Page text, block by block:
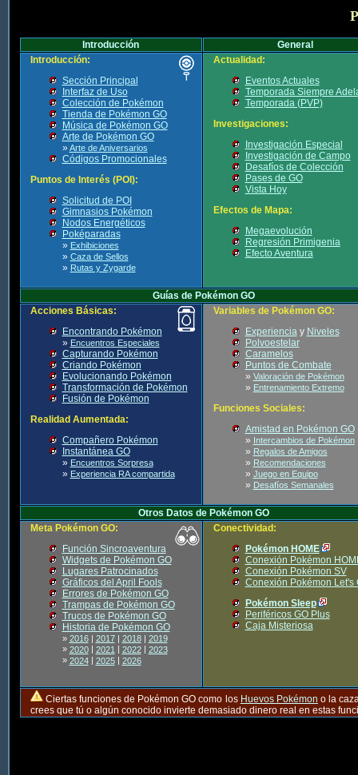
Introducción
General
Introducción:
Sección Principal
Interfaz de Uso
Colección de Pokémon
Tienda de Pokémon GO
Música de Pokémon GO
Arte de Pokémon GO
» Arte de Aniversarios
Códigos Promocionales
Puntos de Interés (POI):
Solicitud de POI
Gimnasios Pokémon
Nodos Energéticos
Poképaradas
» Exhibiciones
» Caza de Sellos
» Rutas y Zygarde
Actualidad:
Eventos Actuales
Temporada Siempre
Temporada (PVP)
Investigaciones:
Investigación Especial
Investigación de Campo
Desafíos de Colección
Pases de GO
Vista Hoy
Efectos de Mapa:
Megaevolución
Regresión Primigenia
Efecto Aventura
Guías de Pokémon GO
Acciones Básicas:
Encontrando Pokémon
» Encuentros Especiales
Capturando Pokémon
Criando Pokémon
Evolucionando Pokémon
Transformación de Pokémon
Fusión de Pokémon
Realidad Aumentada:
Compañero Pokémon
Instantánea GO
» Encuentros Sorpresa
» Experiencia RA compartida
Variables de Pokémon GO:
Experienciay Niveles
Polvoestelar
Caramelos
Puntos de Combate
» Valoración de Pokémon
» Entrenamiento Extremo
Funciones Sociales:
Amistad en Pokémon GO
» Intercambios de Pokémon
» Regalos de Amigos
» Recomendaciones
» Juego en Equipo
» Desafíos Semanales
Otros Datos de Pokémon GO
Meta Pokémon GO:
Función Sincroaventura
Widgets de Pokémon GO
Lugares Patrocinados
Gráficos del April Fools
Errores de Pokémon GO
Trampas de Pokémon GO
Trucos de Pokémon GO
Historia de Pokémon GO
» 2016| 2017| 2018| 2019
» 2020| 2021| 2022| 2023
» 2024| 2025| 2026
Conectividad:
Pokémon HOME
Conexión Pokémon
Conexión Pokémon SV
Conexión Pokémon Let's
Pokémon Sleep
Periféricos GO Plus
Caja Misteriosa
Ciertas funciones de Pokémon GO como los Huevos Pokémon o la
crees que tú o algún conocido invierte demasiado dinero real en estas